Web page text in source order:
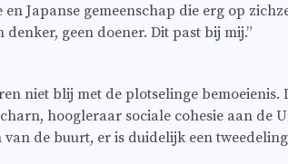
Japanse gemeenschap die erg op
geen doener. Dit past bij mij.”
niet blij met de plotselinge bemoeienis.
hoogleraar sociale cohesie aan de
de buurt, er is duidelijk een